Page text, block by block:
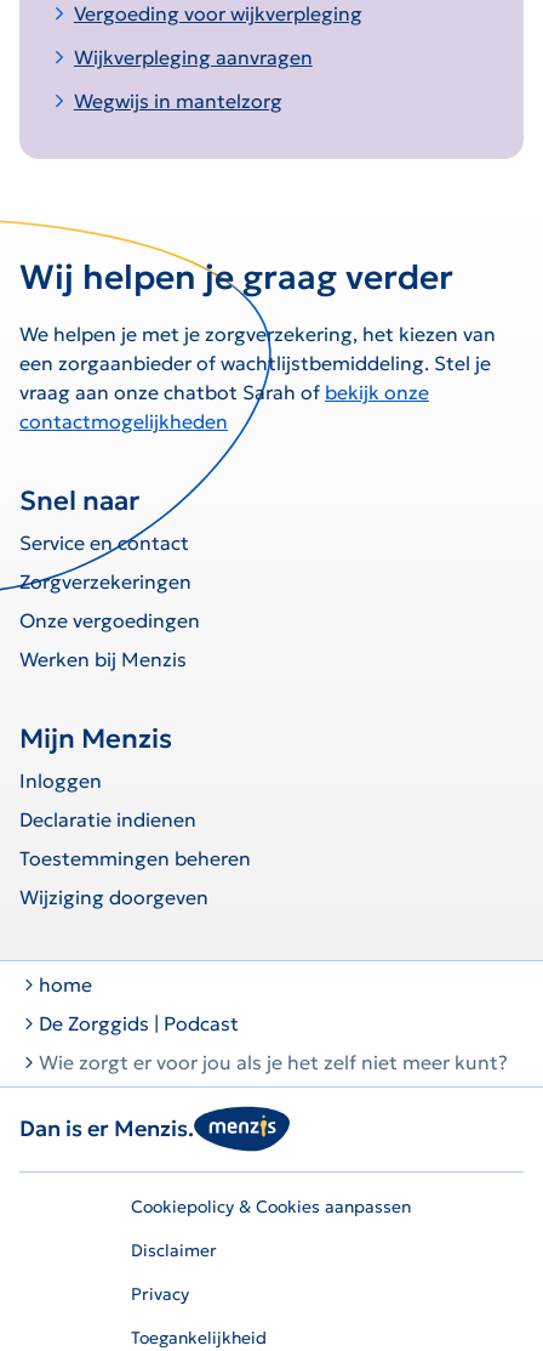
Vergoeding voor wijkverpleging
Wijkverpleging aanvragen
Wegwijs in mantelzorg
Wij helpen je graag verder
We helpen je met je zorgverzekering, het kiezen van
een zorgaanbieder of wachtlijstbemiddeling. Stel je
vraag aan onze chatbot Sarah of bekijk onze
contactmogelijkheden
Snel naar
Service en contact
Zorgverzekeringen
Onze vergoedingen
Werken bij Menzis
Mijn Menzis
Inloggen
Declaratie indienen
Toestemmingen beheren
Wijziging doorgeven
home
De Zorggids | Podcast
Wie zorgt er voor jou als je het zelf niet meer kunt?
Dan is er Menzis.
Cookiepolicy & Cookies aanpassen
Disclaimer
Privacy
Toegankelijkheid